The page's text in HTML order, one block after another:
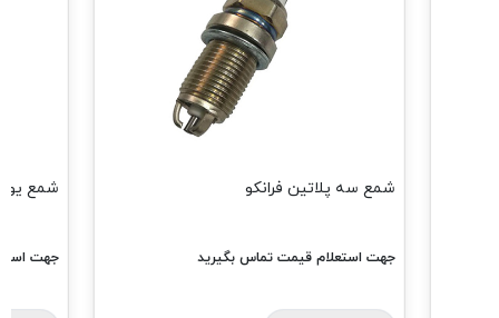
شمع سه پلاتین فرانکو
جهت استعلام قیمت تماس بگیرید
شمع یورو4
جهت